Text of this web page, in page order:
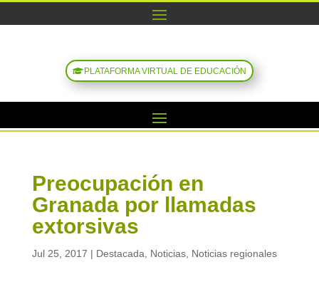
PLATAFORMA VIRTUAL DE EDUCACIÓN
Preocupación en
Granada por llamadas
extorsivas
Jul 25, 2017 | Destacada Noticias, Noticias regionales